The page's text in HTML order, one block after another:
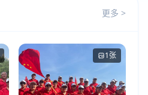
更多 >
1张